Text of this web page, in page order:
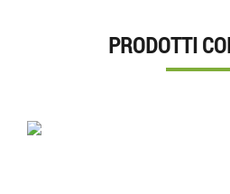
PRODOTTI